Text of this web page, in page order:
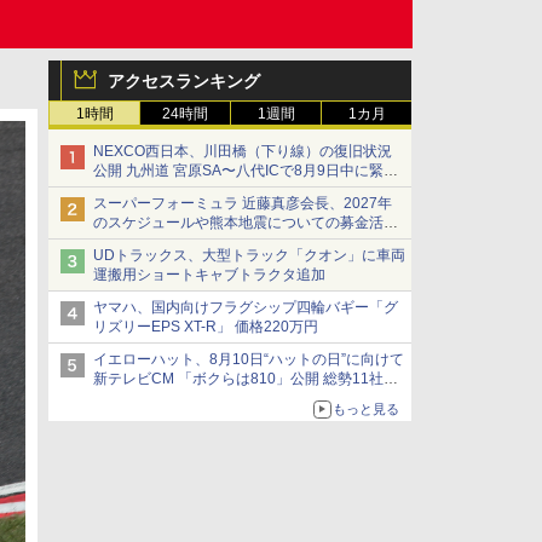
アクセスランキング
1時間 24時間 1週間 1カ月
NEXCO西日本、川田橋（下り線）の復旧状況
公開 九州道 宮原SA〜八代ICで8月9日中に緊急
車両を通行可能に
スーパーフォーミュラ 近藤真彦会長、2027年
のスケジュールや熊本地震についての募金活動
を紹介
UDトラックス、大型トラック「クオン」に車両
運搬用ショートキャブトラクタ追加
ヤマハ、国内向けフラグシップ四輪バギー「グ
リズリーEPS XT-R」 価格220万円
イエローハット、8月10日“ハットの日”に向けて
新テレビCM 「ボクらは810」公開 総勢11社
もっと見る